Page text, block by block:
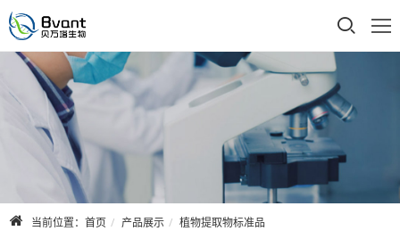
首页
公司介绍
产品展示
技术支持
当前位置： 首页 产品展示 植物提取物标准品